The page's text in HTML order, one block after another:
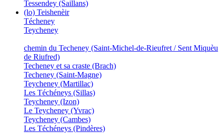
Tessendey (Saillans)
(lo) Teishenèir
Técheney
Teycheney
chemin du Techeney (Saint-Michel-de-Rieufret / Sent Miquèu
de Riufred)
Techeney et sa craste (Brach)
Techeney (Saint-Magne)
Teycheney (Martillac)
Les Téchéneys (Sillas)
Teycheney (Izon)
Le Teycheney (Yvrac)
Teycheney (Cambes)
Les Téchéneys (Pindères)